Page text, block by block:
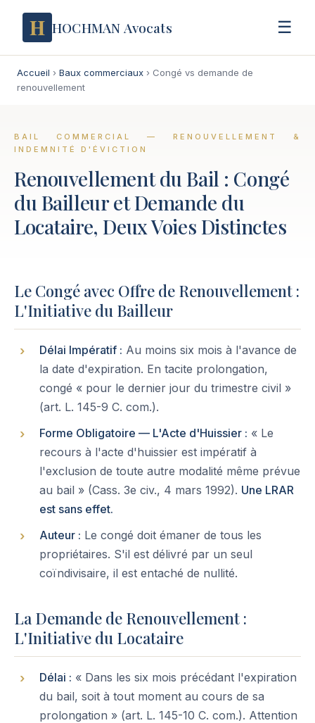
H HOCHMAN Avocats ☰
Accueil › Baux commerciaux › Congé vs demande de
renouvellement
BAIL COMMERCIAL — RENOUVELLEMENT &
INDEMNITÉ D'ÉVICTION
Renouvellement du Bail : Congé
du Bailleur et Demande du
Locataire, Deux Voies Distinctes
Le Congé avec Offre de Renouvellement :
L'Initiative du Bailleur
Délai Impératif : Au moins six mois à l'avance de
la date d'expiration. En tacite prolongation,
congé « pour le dernier jour du trimestre civil »
(art. L. 145-9 C. com.).
Forme Obligatoire — L'Acte d'Huissier : « Le
recours à l'acte d'huissier est impératif à
l'exclusion de toute autre modalité même prévue
au bail » (Cass. 3e civ., 4 mars 1992). Une LRAR
est sans effet.
Auteur : Le congé doit émaner de tous les
propriétaires. S'il est délivré par un seul
coïndivisaire, il est entaché de nullité.
La Demande de Renouvellement :
L'Initiative du Locataire
Délai : « Dans les six mois précédant l'expiration
du bail, soit à tout moment au cours de sa
prolongation » (art. L. 145-10 C. com.). Attention